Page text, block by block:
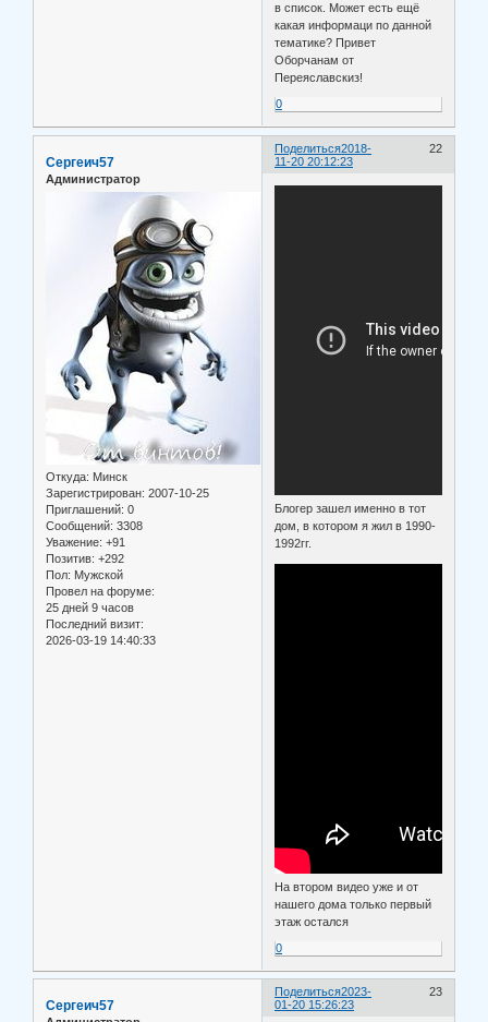
в список. Может есть ещё
какая информаци по данной
тематике? Привет
Оборчанам от
Переяславскиз!
0
Поделиться 22
2018-
11-20 20:12:23
Сергеич57
Администратор
Откуда: Минск
Зарегистрирован: 2007-10-25
Приглашений: 0
Сообщений: 3308
Уважение: +91
Позитив: +292
Пол: Мужской
Провел на форуме:
25 дней 9 часов
Последний визит:
2026-03-19 14:40:33
Блогер зашел именно в тот
дом, в котором я жил в 1990-
1992гг.
На втором видео уже и от
нашего дома только первый
этаж остался
0
Поделиться 23
2023-
01-20 15:26:23
Сергеич57